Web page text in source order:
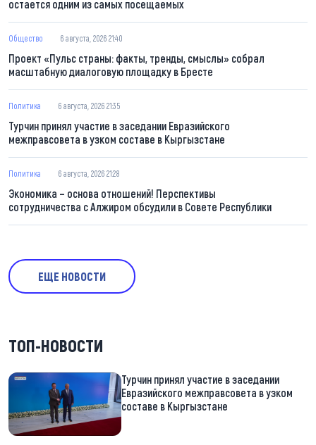
остается одним из самых посещаемых
Общество 6 августа, 2026 21:40
Проект «Пульс страны: факты, тренды, смыслы» собрал
масштабную диалоговую площадку в Бресте
Политика 6 августа, 2026 21:35
Турчин принял участие в заседании Евразийского
межправсовета в узком составе в Кыргызстане
Политика 6 августа, 2026 21:28
Экономика – основа отношений! Перспективы
сотрудничества с Алжиром обсудили в Совете Республики
ЕЩЕ НОВОСТИ
ТОП-НОВОСТИ
Турчин принял участие в заседании
Евразийского межправсовета в узком
составе в Кыргызстане